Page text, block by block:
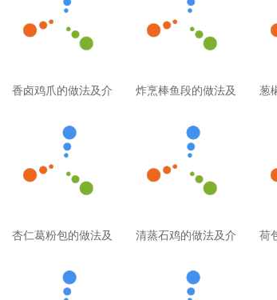
香卤鸡爪的做法及介 炸烹棒鱼段的做法及 葱
杏仁葛粉包的做法及 清蒸石鸡的做法及介 荷